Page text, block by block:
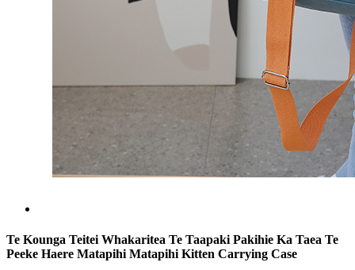
Te Kounga Teitei Whakaritea Te Taapaki Pakihie Ka Taea Te
Peeke Haere Matapihi Matapihi Kitten Carrying Case